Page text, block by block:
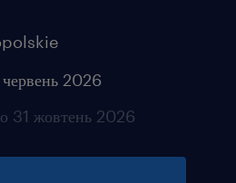
червень 2026
31 жовтень 2026